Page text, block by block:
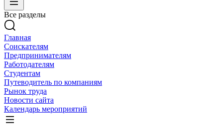
Все разделы
Главная
Соискателям
Предпринимателям
Работодателям
Студентам
Путеводитель по компаниям
Рынок труда
Новости сайта
Календарь мероприятий